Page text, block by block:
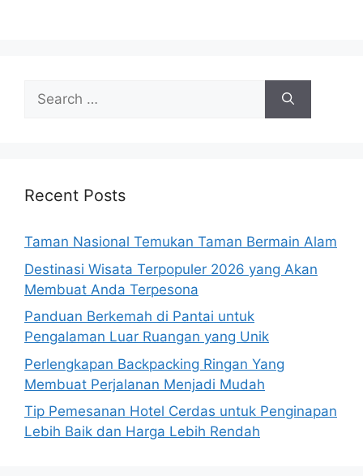
Search
for:
Recent Posts
Taman Nasional Temukan Taman Bermain Alam
Destinasi Wisata Terpopuler 2026 yang Akan
Membuat Anda Terpesona
Panduan Berkemah di Pantai untuk
Pengalaman Luar Ruangan yang Unik
Perlengkapan Backpacking Ringan Yang
Membuat Perjalanan Menjadi Mudah
Tip Pemesanan Hotel Cerdas untuk Penginapan
Lebih Baik dan Harga Lebih Rendah